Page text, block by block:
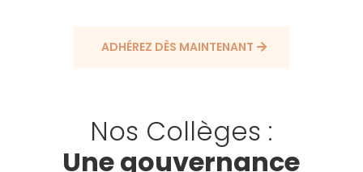
ADHÉREZ DÈS MAINTENANT
Nos Collèges :
Une gouvernance